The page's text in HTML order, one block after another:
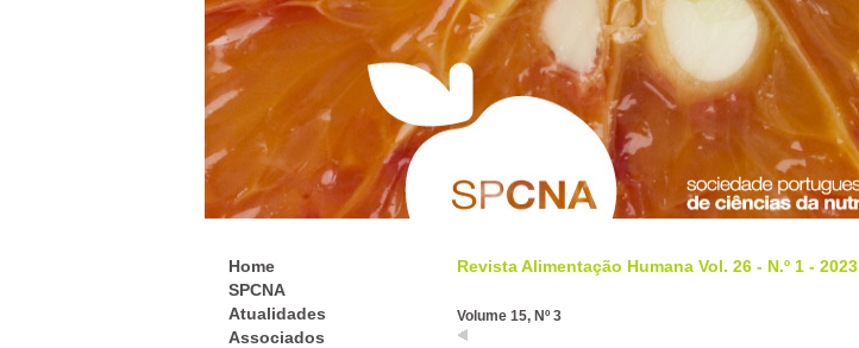
Home
SPCNA
Atualidades
Associados
Revista Alimentação Humana Vol. 26 - N.º 1 - 2023
Volume 15, Nº 3